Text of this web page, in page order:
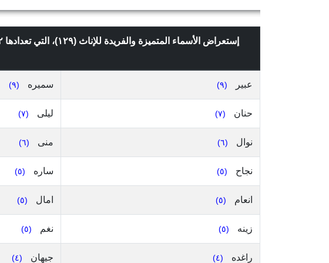
إستعراض الأسماء المتميزة والفريدة للإناث (١٢٩)، التي تعدادها ٢ وما فوق، في قضاء الشوف، محافظة جبل لبنان، حسب
عبير (٩) سميره (٩)
حنان (٧) ليلى (٧)
نوال (٦) منى (٦)
نجاح (٥) ساره (٥)
انعام (٥) امال (٥)
زينه (٥) نغم (٥)
راغده (٤) جيهان (٤)